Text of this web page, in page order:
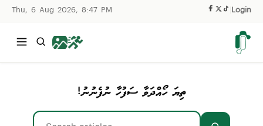
Thu, 6 Aug 2026, 8:47 PM Login
ތިޔަ ހޯއްދަވާ ސަފުހާ ނުފެނުނު!